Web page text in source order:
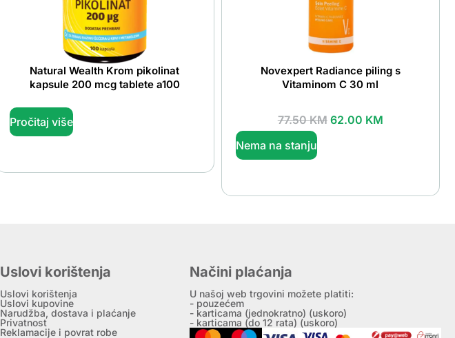
Natural Wealth Krom pikolinat
kapsule 200 mcg tablete a100
Pročitaj više
Novexpert Radiance piling s
Vitaminom C 30 ml
77.50KM 62.00 KM
Nema na stanju
Uslovi korištenja
Uslovi korištenja
Uslovi kupovine
Narudžba, dostava i plaćanje
Privatnost
Reklamacije i povrat robe
Načini plaćanja
U našoj web trgovini možete platiti:
- pouzećem
- karticama (jednokratno) (uskoro)
- karticama (do 12 rata) (uskoro)